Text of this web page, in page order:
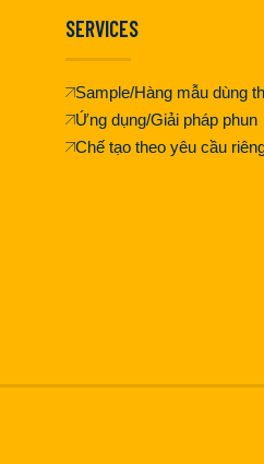
SERVICES
Sample/Hàng mẫu dùng
Ứng dụng/Giải pháp phun
Chế tạo theo yêu cầu